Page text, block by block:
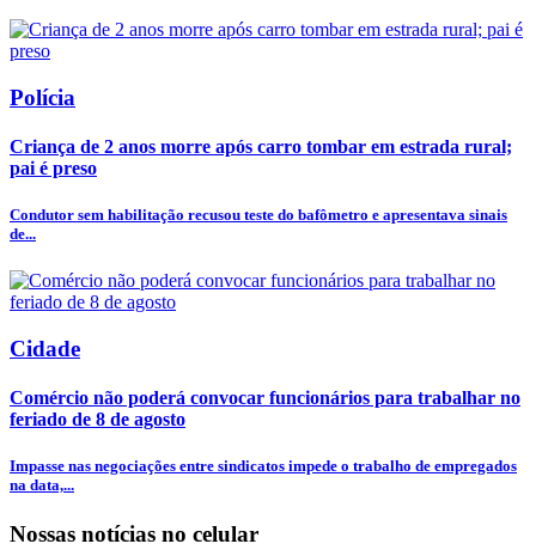
Polícia
Criança de 2 anos morre após carro tombar em estrada rural;
pai é preso
Condutor sem habilitação recusou teste do bafômetro e apresentava sinais
de...
Cidade
Comércio não poderá convocar funcionários para trabalhar no
feriado de 8 de agosto
Impasse nas negociações entre sindicatos impede o trabalho de empregados
na data,...
Nossas notícias no celular